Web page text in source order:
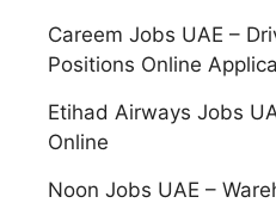
Careem Jobs UAE –
Positions Online
Etihad Airways Jobs
Online
Noon Jobs UAE –